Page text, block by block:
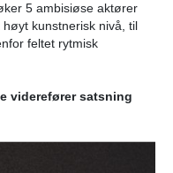
5 ambisiøse aktører
kunstnerisk nivå, til
feltet rytmisk
viderefører satsning